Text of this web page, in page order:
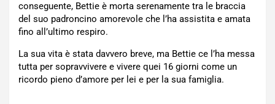
conseguente, Bettie è morta serenamente tra le braccia
del suo padroncino amorevole che l’ha assistita e amata
fino all’ultimo respiro.
La sua vita è stata davvero breve, ma Bettie ce l’ha messa
tutta per sopravvivere e vivere quei 16 giorni come un
ricordo pieno d’amore per lei e per la sua famiglia.